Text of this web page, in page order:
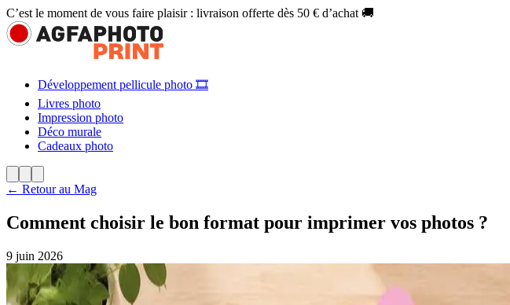
C’est le moment de vous faire plaisir : livraison offerte dès 50 € d’achat 🚚
Développement pellicule photo 🎞️
Livres photo
Impression photo
Déco murale
Cadeaux photo
← Retour au Mag
Comment choisir le bon format pour imprimer vos photos ?
9 juin 2026